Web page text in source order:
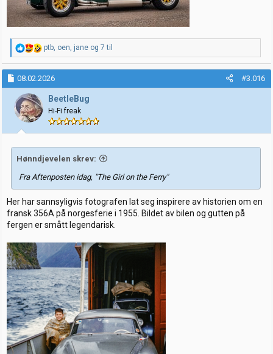
R
e
a
k
r
ptb oen jane og 7 til
08.02.2026 #3.016
BeetleBug
Hi-Fi freak
Hønndjevelen skrev:
Fra Aftenposten idag, "The Girl on the Ferry"
Her har sannsyligvis fotografen lat seg inspirere av historien om en
fransk 356A på norgesferie i 1955. Bildet av bilen og gutten på
fergen er smått legendarisk.